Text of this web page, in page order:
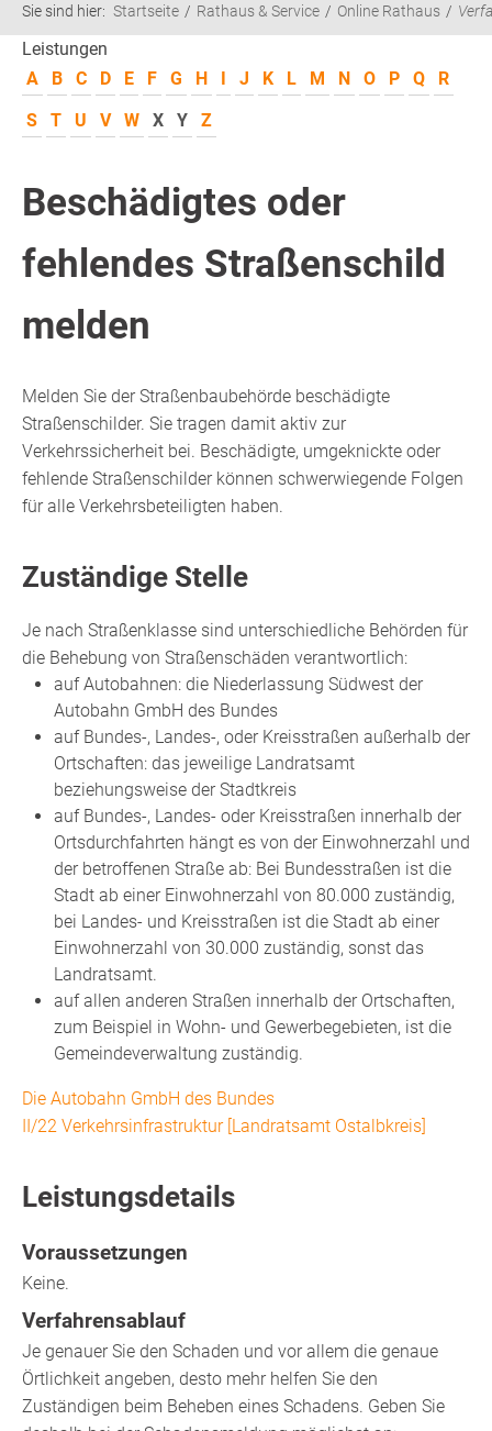
Sie sind hier: Startseite Rathaus & Service Online Rathaus
Leistungen
A
B C D E F G H I J K L M N O P Q
R
S
T U V W X Y Z
Beschädigtes oder
fehlendes Straßenschild
melden
Melden Sie der Straßenbaubehörde beschädigte
Straßenschilder. Sie tragen damit aktiv zur
Verkehrssicherheit bei. Beschädigte, umgeknickte oder
fehlende Straßenschilder können schwerwiegende Folgen
für alle Verkehrsbeteiligten haben.
Zuständige Stelle
Je nach Straßenklasse sind unterschiedliche Behörden für
die Behebung von Straßenschäden verantwortlich:
auf Autobahnen: die Niederlassung Südwest der
Autobahn GmbH des Bundes
auf Bundes-, Landes-, oder Kreisstraßen außerhalb der
Ortschaften: das jeweilige Landratsamt
beziehungsweise der Stadtkreis
auf Bundes-, Landes- oder Kreisstraßen innerhalb der
Ortsdurchfahrten hängt es von der Einwohnerzahl und
der betroffenen Straße ab: Bei Bundesstraßen ist die
Stadt ab einer Einwohnerzahl von 80.000 zuständig,
bei Landes- und Kreisstraßen ist die Stadt ab einer
Einwohnerzahl von 30.000 zuständig, sonst das
Landratsamt.
auf allen anderen Straßen innerhalb der Ortschaften,
zum Beispiel in Wohn- und Gewerbegebieten, ist die
Gemeindeverwaltung zuständig.
Die Autobahn GmbH des Bundes
II/22 Verkehrsinfrastruktur [Landratsamt Ostalbkreis]
Leistungsdetails
Voraussetzungen
Keine.
Verfahrensablauf
Je genauer Sie den Schaden und vor allem die genaue
Örtlichkeit angeben, desto mehr helfen Sie den
Zuständigen beim Beheben eines Schadens. Geben Sie